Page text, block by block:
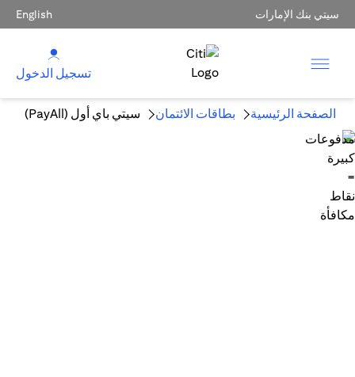
سيتي بنك الإمارات English
تسجيل الدخول
الصفحة الرئيسية بطاقات الائتمان سيتي باي أول (PayAll)